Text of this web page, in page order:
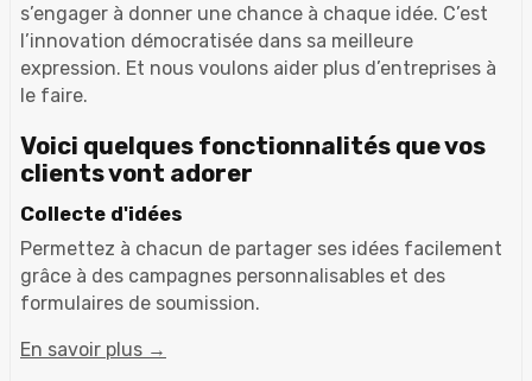
s’engager à donner une chance à chaque idée. C’est
l’innovation démocratisée dans sa meilleure
expression. Et nous voulons aider plus d’entreprises à
le faire.
Voici quelques fonctionnalités que vos
clients vont adorer
Collecte d'idées
Permettez à chacun de partager ses idées facilement
grâce à des campagnes personnalisables et des
formulaires de soumission.
En savoir plus →